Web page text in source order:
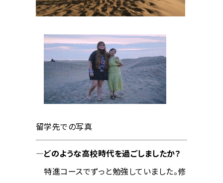
留学先での写真
―どのような高校時代を過ごしましたか？
特進コースでずっと勉強していました。修